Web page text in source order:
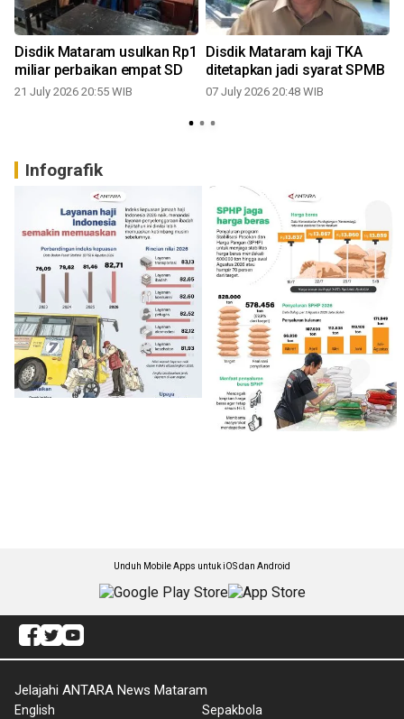
Disdik Mataram usulkan Rp1
miliar perbaikan empat SD
21 July 2026 20:55 WIB
Disdik Mataram kaji TKA
ditetapkan jadi syarat SPMB
07 July 2026 20:48 WIB
Infografik
Unduh Mobile Apps untuk iOS dan Android
Jelajahi ANTARA News Mataram
English
Sepakbola